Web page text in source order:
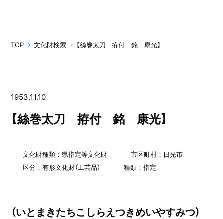
TOP 文化財検索 【絲巻太刀 拵付 銘 康光】
1953.11.10
【絲巻太刀 拵付 銘 康光】
文化財種類：県指定等文化財
市区町村：日光市
区分：有形文化財（工芸品）
種類：指定
（いとまきたちこしらえつきめいやすみつ）